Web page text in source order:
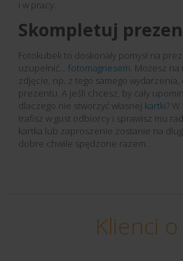
i w pracy.
Skompletuj
Fotokubek to doskonały pomysł na
uzupełnić… fotomagnesem. Możesz
zdjęcie, np. z tego samego wydarzenia,
prezentu. A jeśli chcesz, by cały
dlaczego nie stworzyć własnej kartki?
trafisz w gust odbiorcy i sprawisz mu
kartka lub zaproszenie zostanie na
dobre chwile spędzone razem.
Klienci